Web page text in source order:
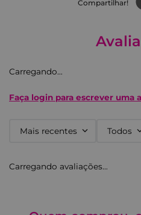
Compartilhar
Carregando…
Faça login para escrever uma
Mais recentes Todos
Carregando avaliações…